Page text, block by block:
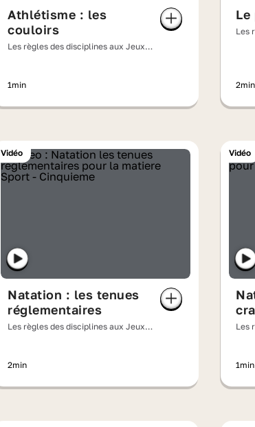
Athlétisme : les
couloirs
Les règles des disciplines aux Jeux
1min
Le
Les
2min
Vidéo
Natation : les tenues
réglementaires
Les règles des disciplines aux Jeux
2min
Vidéo
Les
1min